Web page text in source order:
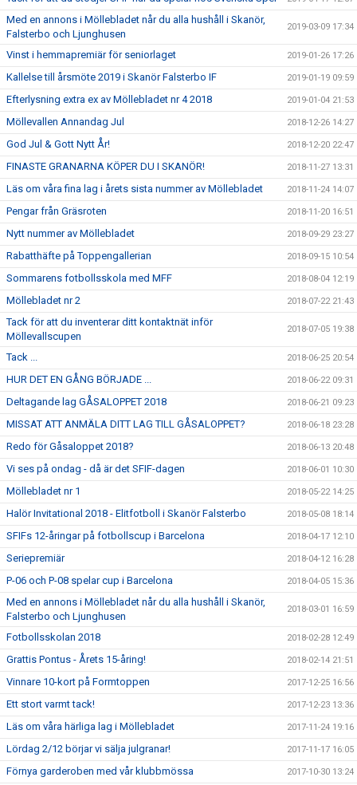
Med en annons i Möllebladet når du alla hushåll i Skanör,
Falsterbo och Ljunghusen
2019-03-09 17:34
Vinst i hemmapremiär för seniorlaget 2019-01-26 17:26
Kallelse till årsmöte 2019 i Skanör Falsterbo IF 2019-01-19 09:59
Efterlysning extra ex av Möllebladet nr 4 2018 2019-01-04 21:53
Möllevallen Annandag Jul 2018-12-26 14:27
God Jul & Gott Nytt År! 2018-12-20 22:47
FINASTE GRANARNA KÖPER DU I SKANÖR! 2018-11-27 13:31
Läs om våra fina lag i årets sista nummer av Möllebladet 2018-11-24 14:07
Pengar från Gräsroten 2018-11-20 16:51
Nytt nummer av Möllebladet 2018-09-29 23:27
Rabatthäfte på Toppengallerian 2018-09-15 10:54
Sommarens fotbollsskola med MFF 2018-08-04 12:19
Möllebladet nr 2 2018-07-22 21:43
Tack för att du inventerar ditt kontaktnät inför
Möllevallscupen
2018-07-05 19:38
Tack ... 2018-06-25 20:54
HUR DET EN GÅNG BÖRJADE ... 2018-06-22 09:31
Deltagande lag GÅSALOPPET 2018 2018-06-21 09:23
MISSAT ATT ANMÄLA DITT LAG TILL GÅSALOPPET? 2018-06-18 23:28
Redo för Gåsaloppet 2018? 2018-06-13 20:48
Vi ses på ondag - då är det SFIF-dagen 2018-06-01 10:30
Möllebladet nr 1 2018-05-22 14:25
Halör Invitational 2018 - Elitfotboll i Skanör Falsterbo 2018-05-08 18:14
SFIFs 12-åringar på fotbollscup i Barcelona 2018-04-17 12:10
Seriepremiär 2018-04-12 16:28
P-06 och P-08 spelar cup i Barcelona 2018-04-05 15:36
Med en annons i Möllebladet når du alla hushåll i Skanör,
Falsterbo och Ljunghusen
2018-03-01 16:59
Fotbollsskolan 2018 2018-02-28 12:49
Grattis Pontus - Årets 15-åring! 2018-02-14 21:51
Vinnare 10-kort på Formtoppen 2017-12-25 16:56
Ett stort varmt tack! 2017-12-23 13:36
Läs om våra härliga lag i Möllebladet 2017-11-24 19:16
Lördag 2/12 börjar vi sälja julgranar! 2017-11-17 16:05
Förnya garderoben med vår klubbmössa 2017-10-30 13:24